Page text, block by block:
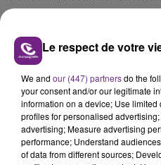
varie en fonction de la
QUELLES SONT
« Il n’y a aucune formalité
Mutualité sociale agricole
Le respect de votre
We and our (447) partnersdo the
your consent and/or our legitimate
information on a device; Use
profiles for personalised
advertising; Measure advertising
performance; Understand
of data from different sources;